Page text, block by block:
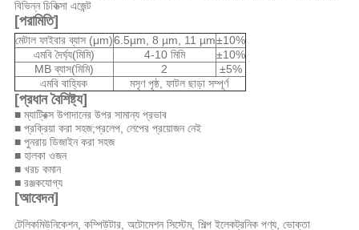
বিভিন্ন চিকিত্সা এজেন্ট
[পরামিতি]
মেটাল ফাইবার ব্যাস (μm)6.5µm, 8 µm, 11 µm±10%
এমবি দৈর্ঘ্য(মিমি)
4-10 মিমি
±10%
MB ব্যাস(মিমি)
2
±5%
এমবি বাহ্যিক
মসৃণ পৃষ্ঠ, ফাটল ছাড়া সম্পূর্ণ
[প্রধান বৈশিষ্ট্য]
■ ম্যাট্রিক্স উপাদানের উপর সামান্য প্রভাব
■ প্রক্রিয়া করা সহজ;প্রলেপ, লেপের প্রয়োজন নেই
■ পুনরায় ডিজাইন করা সহজ
■ হালকা ওজন
■ খরচ কমান
■ রঞ্জকযোগ্য
[আবেদন]
টেলিকমিউনিকেশন, কম্পিউটার, অটোমেশন সিস্টেম, শিল্প ইলেকট্রনিক পণ্য, ভোক্তা